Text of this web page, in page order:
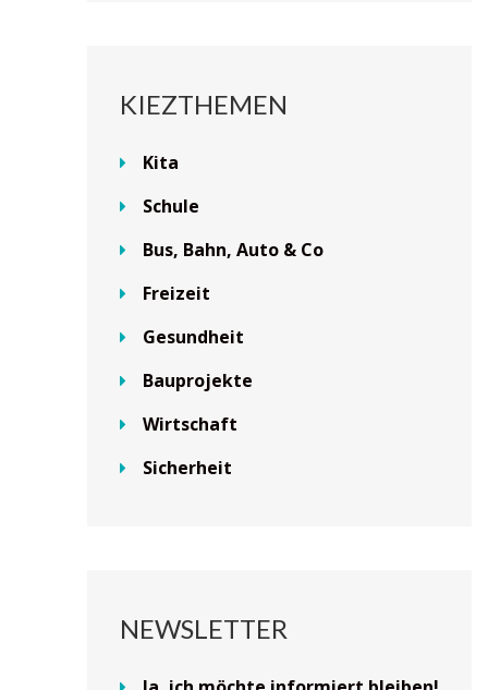
KIEZTHEMEN
Kita
Schule
Bus, Bahn, Auto & Co
Freizeit
Gesundheit
Bauprojekte
Wirtschaft
Sicherheit
NEWSLETTER